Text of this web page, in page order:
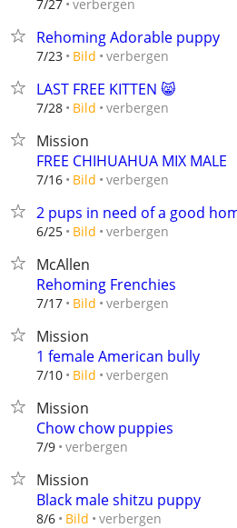
7/27 verbergen
Rehoming Adorable puppy
7/23 Bild verbergen
LAST FREE KITTEN 😸
7/28 Bild verbergen
Mission
FREE CHIHUAHUA MIX MALE
7/16 Bild verbergen
2 pups in need of a good
6/25 Bild verbergen
McAllen
Rehoming Frenchies
7/17 Bild verbergen
Mission
1 female American bully
7/10 Bild verbergen
Mission
Chow chow puppies
7/9 verbergen
Mission
Black male shitzu puppy
8/6 Bild verbergen